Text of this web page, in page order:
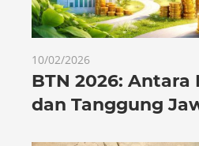
10/02/2026
BTN 2026:
dan Tanggung